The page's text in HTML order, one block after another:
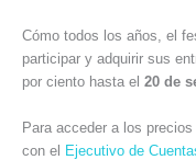
Cómo todos los años, el
participar y adquirir sus
por ciento hasta el 20 de
Para acceder a los
con el Ejecutivo de